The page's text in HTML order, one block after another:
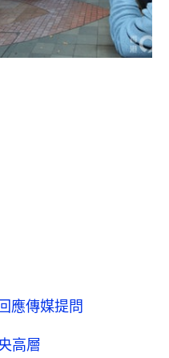
應傳媒提問
高層